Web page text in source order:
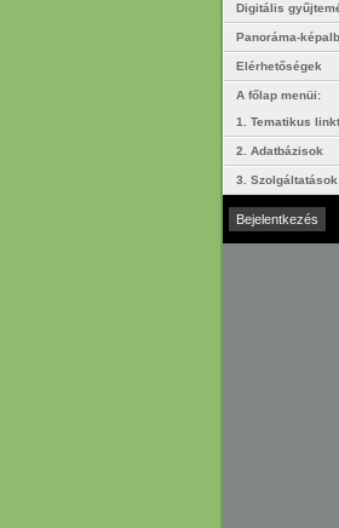
Digitális
Panoráma-
Elérhetőségek
A főlap menüi:
1. Tematikus
2. Adatbázisok
3. Szolgáltatások